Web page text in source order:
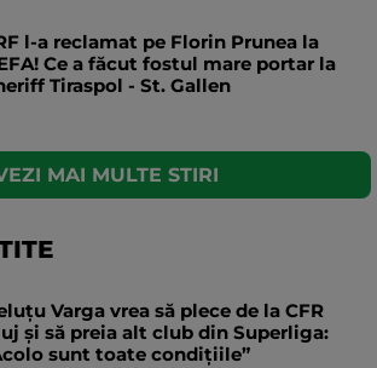
l-a reclamat pe Florin Prunea la
Ce a făcut fostul mare portar la
Tiraspol - St. Gallen
MAI MULTE STIRI
Varga vrea să plece de la CFR
și să preia alt club din Superliga:
sunt toate condițiile”